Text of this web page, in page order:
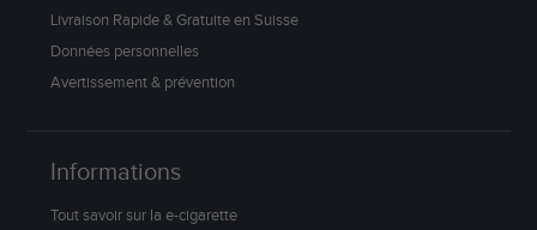
Livraison Rapide & Gratuite en Suisse
Données personnelles
Avertissement & prévention
Informations
Tout savoir sur la e-cigarette